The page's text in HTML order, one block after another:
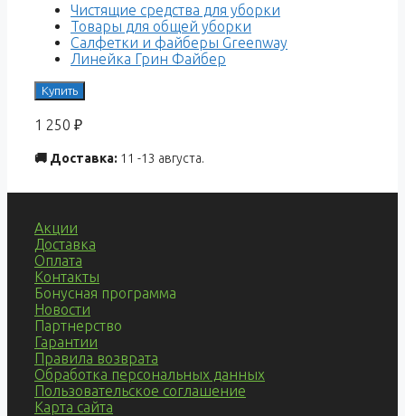
Чистящие средства для уборки
Товары для общей уборки
Салфетки и файберы Greenway
Линейка Грин Файбер
Купить
1 250 ₽
🚚 Доставка: 11 -13 августа.
Акции
Доставка
Оплата
Контакты
Бонусная программа
Новости
Партнерство
Гарантии
Правила возврата
Обработка персональных данных
Пользовательское соглашение
Карта сайта